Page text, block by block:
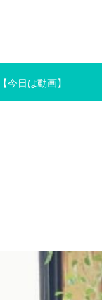
【今日は動画】